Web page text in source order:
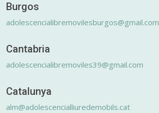
Burgos
adolescencialibremovilesburgos@gmail.com
Cantabria
adolescencialibremoviles39@gmail.com
Catalunya
alm@adolescencialliuredemobils.cat